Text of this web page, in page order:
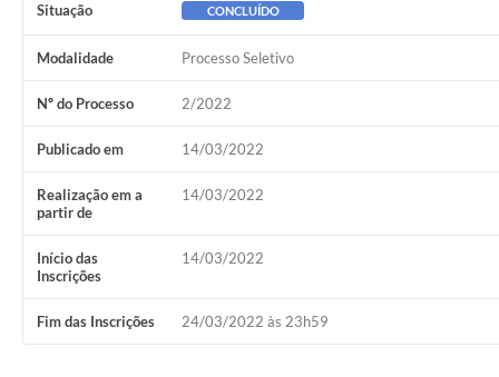
Situação CONCLUÍDO
Modalidade Processo Seletivo
Nº do Processo 2/2022
Publicado em 14/03/2022
Realização em a
partir de
14/03/2022
Início das
Inscrições
14/03/2022
Fim das Inscrições 24/03/2022 às 23h59